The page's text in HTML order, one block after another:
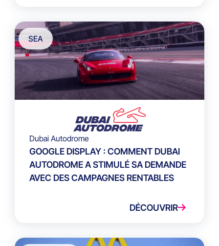
SEA
Dubai Autodrome
GOOGLE DISPLAY : COMMENT DUBAI
AUTODROME A STIMULÉ SA DEMANDE
AVEC DES CAMPAGNES RENTABLES
DÉCOUVRIR